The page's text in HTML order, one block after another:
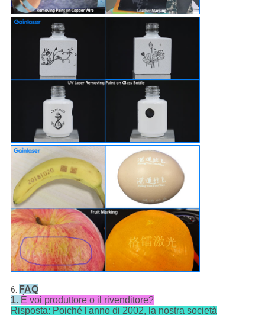
6.
FAQ
1. È voi produttore o il rivenditore?
Risposta: Poiché l'anno di 2002, la nostra società